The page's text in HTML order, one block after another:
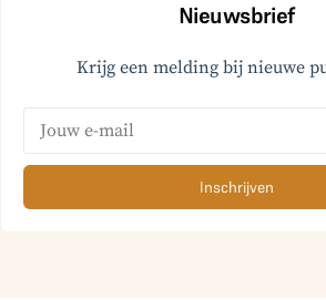
Nieuwsbrief
Krijg een melding bij nieuwe
Inschrijven